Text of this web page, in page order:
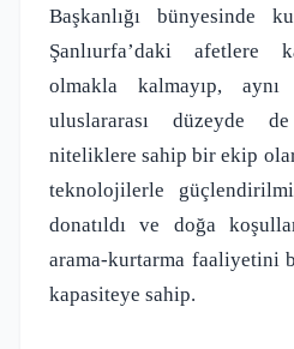
Başkanlığı bünyesinde
Şanlıurfa’daki afetlere
olmakla kalmayıp,
uluslararası düzeyde
niteliklere sahip bir ekip
teknolojilerle
donatıldı ve doğa
arama-kurtarma faaliyetini
kapasiteye sahip.